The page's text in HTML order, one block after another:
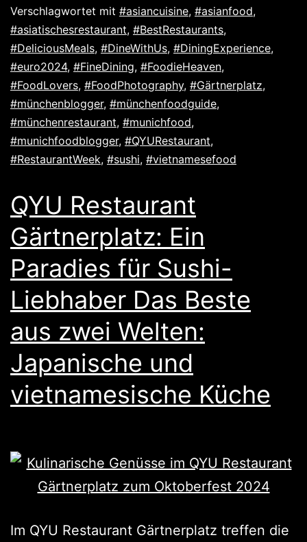
Verschlagwortet mit #asiancuisine, #asianfood,
#asiatischesrestaurant, #BestRestaurants,
#DeliciousMeals, #DineWithUs, #DiningExperience,
#euro2024, #FineDining, #FoodieHeaven,
#FoodLovers, #FoodPhotography, #Gärtnerplatz,
#münchenblogger, #münchenfoodguide,
#münchenrestaurant, #munichfood,
#munichfoodblogger, #QYURestaurant,
#RestaurantWeek, #sushi, #vietnamesefood
QYU Restaurant
Gärtnerplatz: Ein
Paradies für Sushi-
Liebhaber Das Beste
aus zwei Welten:
Japanische und
vietnamesische Küche
Im QYU Restaurant Gärtnerplatz treffen die